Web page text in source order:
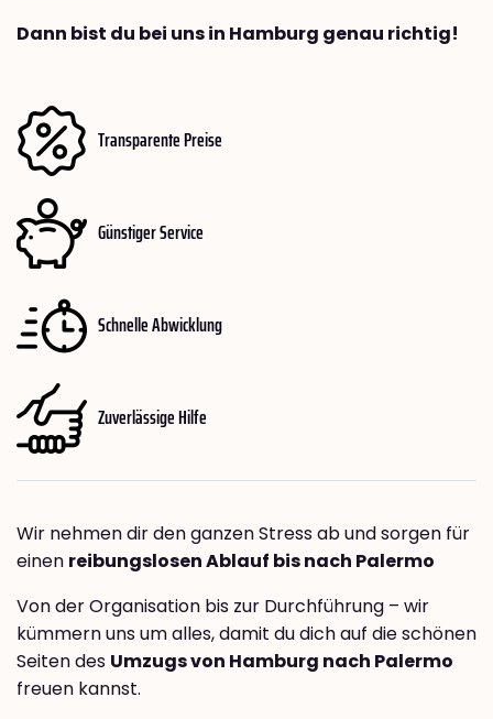
Dann bist du bei uns in Hamburg genau richtig!
Transparente Preise
Günstiger Service
Schnelle Abwicklung
Zuverlässige Hilfe
Wir nehmen dir den ganzen Stress ab und sorgen für
einen reibungslosen Ablauf bis nach Palermo
Von der Organisation bis zur Durchführung – wir
kümmern uns um alles, damit du dich auf die schönen
Seiten des Umzugs von Hamburg nach Palermo
freuen kannst.